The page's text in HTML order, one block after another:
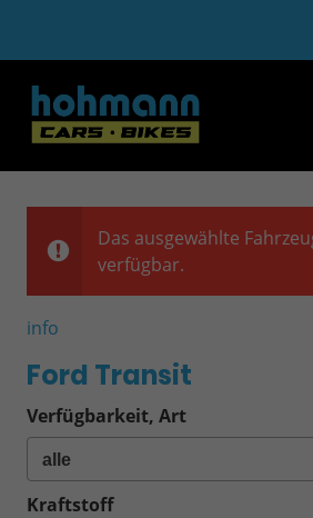
Das ausgewählte
verfügbar.
info
Ford Transit
Verfügbarkeit, Art
Kraftstoff